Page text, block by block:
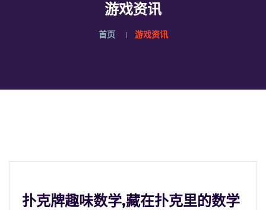
游戏资讯
首页 游戏资讯
扑克牌趣味数学,藏在扑克里的数学